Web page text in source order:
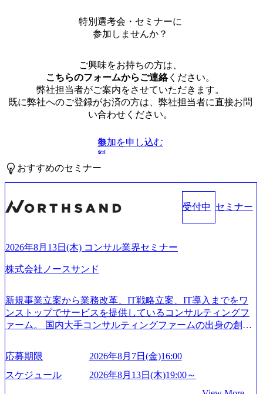
特別選考会・セミナーに
参加しませんか？
ご興味をお持ちの方は、
こちらのフォームからご連絡ください。
弊社担当者がご案内をさせていただきます。
既に弊社へのご登録がお済の方は、弊社担当者に直接お問
い合わせください。
無
料
参加を申し込む
おすすめのセミナー
受付中 セミナー
2026年8月13日(木) コンサル業界セミナー
株式会社ノースサンド
新規事業立案から業務改革、IT戦略立案、IT導入までをワ
ンストップでサービスを提供しているコンサルティングフ
ァーム。 国内大手コンサルティングファームの出身の創業
もっと自由に誠実に提案できる会社をつくりたい」「胸を
張って会社が好きだと言えるような家族的な組織をつくり
たい」という想いで会社を設立 PwC・アクセンチュアとい
応募期限
2026年8月7日(金)16:00
スケジュール
2026年8月13日(木)19:00～